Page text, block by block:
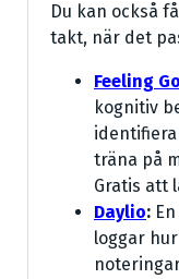
Du kan också
takt, när det
Feeling
kognitiv
träna på
Gratis att
Daylio:
loggar